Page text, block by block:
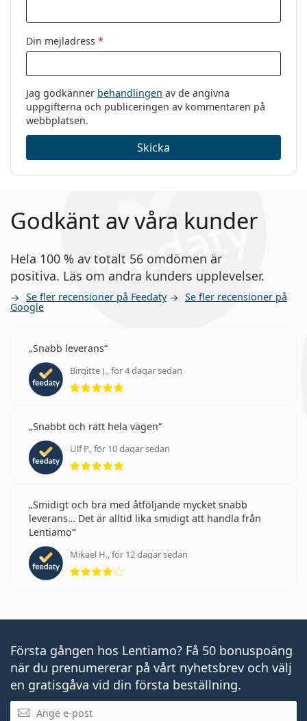
Din mejladress *
Jag godkänner behandlingen av de angivna
uppgifterna och publiceringen av kommentaren på
webbplatsen.
Skicka
Godkänt av våra kunder
Hela 100 % av totalt 56 omdömen är
positiva. Läs om andra kunders upplevelser.
Se fler recensioner på Feedaty Se fler recensioner på
Google
Snabb leverans
Birgitte J., för 4 dagar sedan
Betyg 5 av 5
Snabbt och rätt hela vägen
Ulf P., för 10 dagar sedan
Betyg 5 av 5
Smidigt och bra med åtföljande mycket snabb
leverans… Det är alltid lika smidigt att handla från
Lentiamo
Mikael H., för 12 dagar sedan
Betyg 4 av 5
Första gången hos Lentiamo? Få 50 bonuspoäng
när du prenumererar på vårt nyhetsbrev och välj
en gratisgåva vid din första beställning.
Mejladress